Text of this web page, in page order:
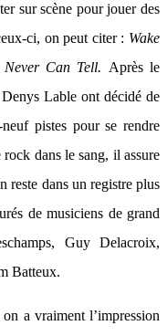
sur scène pour jouer des
ci, on peut citer : Wake
Can Tell. Après le
Lable ont décidé de
pistes pour se rendre
dans le sang, il assure
reste dans un registre plus
de musiciens de grand
Guy Delacroix,
Batteux.
a vraiment l’impression